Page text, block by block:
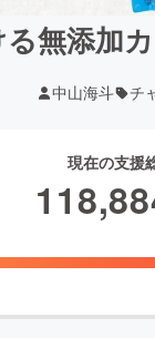
る無添
中山海斗 チ
現在の支援